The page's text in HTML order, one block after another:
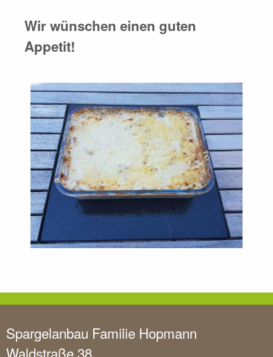
Wir wünschen einen guten
Appetit!
Spargelanbau Familie Hopmann
Waldstraße 38